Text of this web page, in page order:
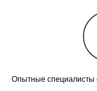
Опытные специалисты